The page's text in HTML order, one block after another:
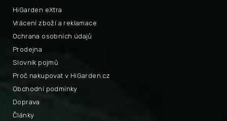
HiGarden eXtra
Proč nakupovat v HiGarden.cz
Vrácení zboží a reklamace
Obchodní podmínky
Ochrana osobních údajů
Doprava
Prodejna
Články
Slovník pojmů